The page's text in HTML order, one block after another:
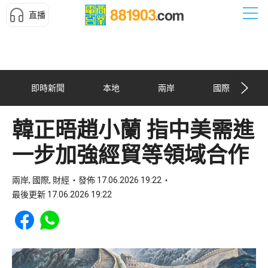
直播
即時新聞 本地 兩岸 國際
韓正晤趙小蘭 指中美需進
一步加強經貿等領域合作
兩岸, 國際, 財經
發佈 17.06.2026 19:22
最後更新 17.06.2026 19:22
Share to Facebook
Share to WhatsApp